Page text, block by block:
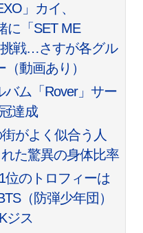
」カイ、
に「SET ME
戦…さすが各グル
動画あり）
ム「Rover」サー
達成
がよく似合う人
た驚異の身体比率
位のトロフィーは
（防弾少年団）
ジス